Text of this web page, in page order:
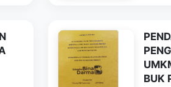
BUK